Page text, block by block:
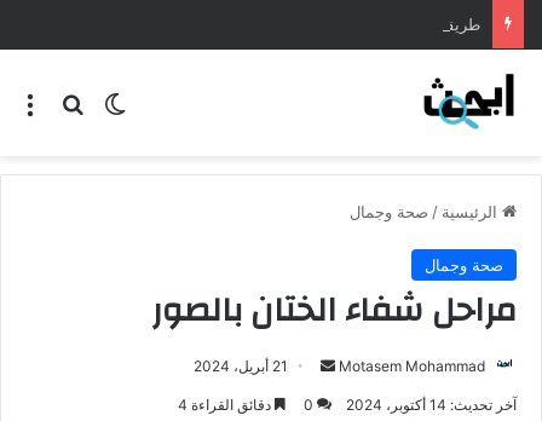
طريقة عمل المنسف الاردني
الرئيسية / صحة وجمال
صحة وجمال
مراحل شفاء الختان بالصور
Motasem Mohammad 21 أبريل، 2024
آخر تحديث: 14 أكتوبر، 2024 0 دقائق القراءة 4